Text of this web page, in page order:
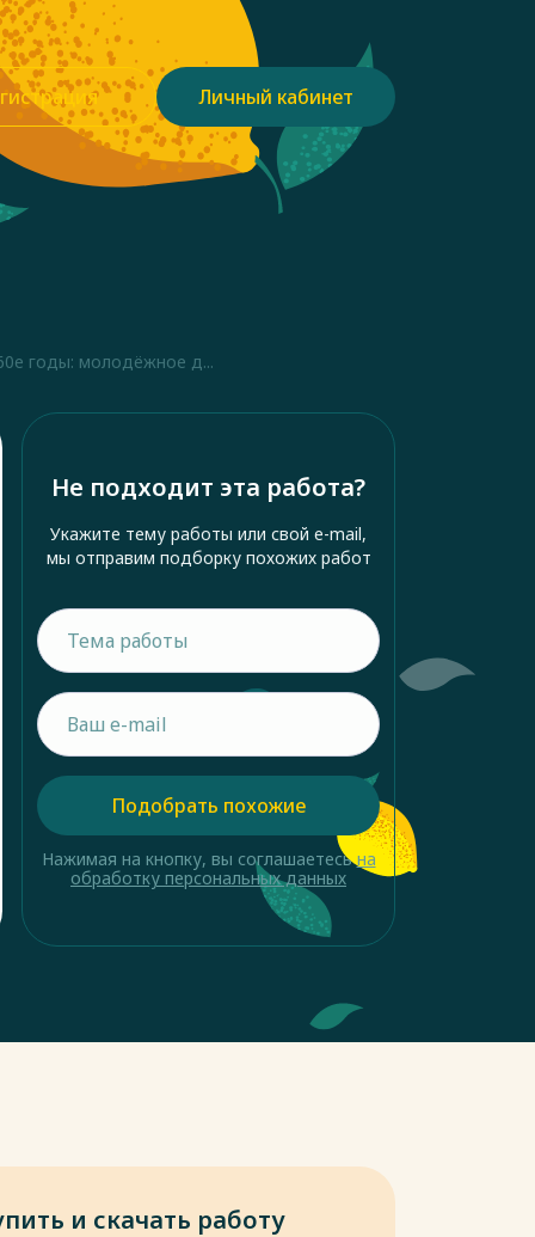
Личный кабинет
годы: молодёжное д...
Не подходит эта работа?
Укажите тему работы или свой e-mail,
мы отправим подборку похожих работ
Подобрать похожие
Нажимая на кнопку, вы соглашаетесьна
обработку персональных данных
и скачать работу